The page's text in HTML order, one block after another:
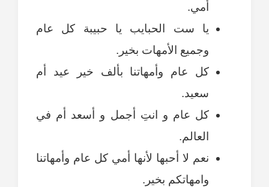
أمي.
يا ست الحبايب يا حبيبة كل عام
وجميع الأمهات بخير.
كل عام وأمهاتنا بألف خير عيد أم
سعيد.
كل عام و انتِ أجمل و أسعد أم في
العالم.
نعم لا أحبها لأنها أمي كل عام وأمهاتنا
وامهاتكم بخير.